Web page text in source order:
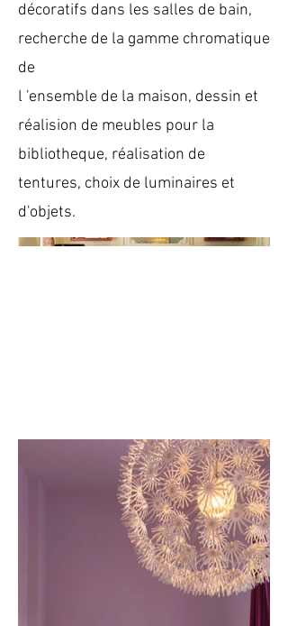
décoratifs dans les salles de bain,
recherche de la gamme chromatique
de
l 'ensemble de la maison, dessin et
réalision de meubles pour la
bibliotheque, réalisation de
tentures, choix de luminaires et
d'objets.